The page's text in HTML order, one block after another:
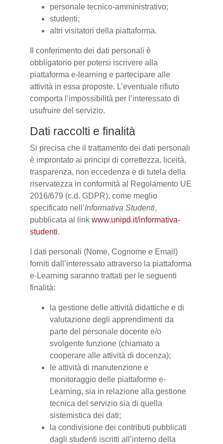
personale tecnico-amministrativo;
studenti;
altri visitatori della piattaforma.
Il conferimento dei dati personali è
obbligatorio per potersi iscrivere alla
piattaforma e-learning e partecipare alle
attività in essa proposte. L’eventuale rifiuto
comporta l’impossibilità per l’interessato di
usufruire del servizio.
Dati raccolti e finalità
Si precisa che il trattamento dei dati personali
è improntato ai principi di correttezza, liceità,
trasparenza, non eccedenza e di tutela della
riservatezza in conformità al Regolamento UE
2016/679 (c.d. GDPR), come meglio
specificato nell’Informativa Studenti,
pubblicata al link www.unipd.it/informativa-
studenti.
I dati personali (Nome, Cognome e Email)
forniti dall’interessato attraverso la piattaforma
e-Learning saranno trattati per le seguenti
finalità:
la gestione delle attività didattiche e di
valutazione degli apprendimenti da
parte del personale docente e/o
svolgente funzione (chiamato a
cooperare alle attività di docenza);
le attività di manutenzione e
monitoraggio delle piattaforme e-
Learning, sia in relazione alla gestione
tecnica del servizio sia di quella
sistemistica dei dati;
la condivisione dei contributi pubblicati
dagli studenti iscritti all’interno della